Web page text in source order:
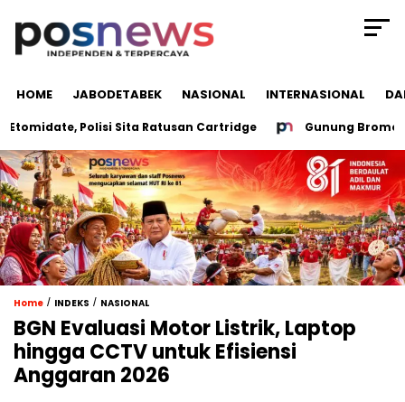
HOME JABODETABEK NASIONAL INTERNASIONAL
Polisi Sita Ratusan Cartridge Gunung Bromo
Home / INDEKS / NASIONAL
BGN Evaluasi Motor Listrik, Laptop
hingga CCTV untuk Efisiensi
Anggaran 2026